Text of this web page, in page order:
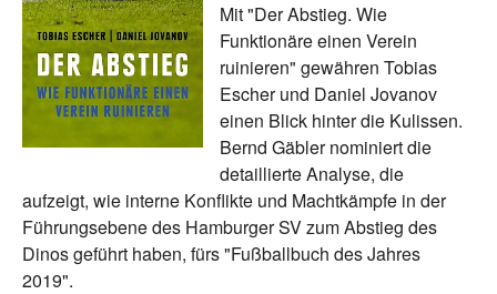
Mit "Der Abstieg. Wie
Funktionäre einen Verein
ruinieren" gewähren Tobias
Escher und Daniel Jovanov
einen Blick hinter die Kulissen.
Bernd Gäbler nominiert die
detaillierte Analyse, die
aufzeigt, wie interne Konflikte und Machtkämpfe in der
Führungsebene des Hamburger SV zum Abstieg des
Dinos geführt haben, fürs "Fußballbuch des Jahres
2019".